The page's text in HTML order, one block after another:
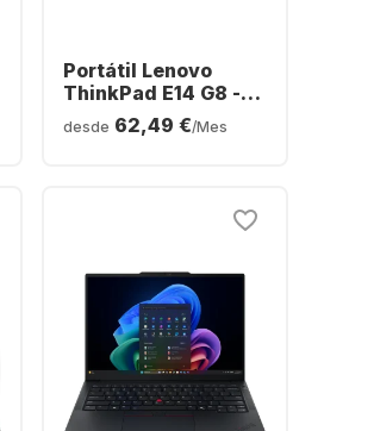
Portátil Lenovo
ThinkPad E14 G8 -
Intel® Core™ Ultra 7-
3550 - 16 GB - SSD
desde 62,49 €/Mes